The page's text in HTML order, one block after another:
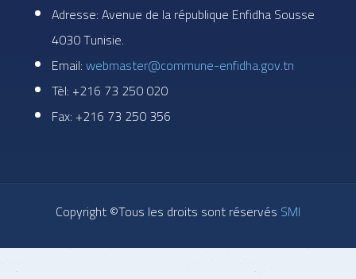
Adresse: Avenue de la république Enfidha Sousse
4030 Tunisie.
Email:webmaster@commune-enfidha.gov.tn
Tèl: +216 73 250 020
Fax: +216 73 250 356
Copyright ©Tous les droits sont réservés SMI